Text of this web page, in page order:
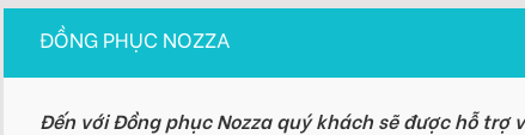
ĐỒNG PHỤC NOZZA
Đến với Đồng phục Nozza quý khách sẽ được hỗ trợ